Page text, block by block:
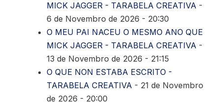
MICK JAGGER - TARABELA CREATIVA -
6 de Novembro de 2026 - 20:30
O MEU PAI NACEU O MESMO ANO QUE
MICK JAGGER - TARABELA CREATIVA -
13 de Novembro de 2026 - 21:15
O QUE NON ESTABA ESCRITO -
TARABELA CREATIVA - 21 de Novembro
de 2026 - 20:00